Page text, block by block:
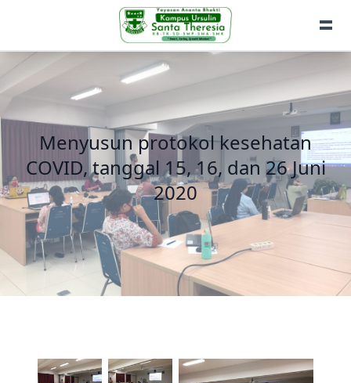
Menyusun protokol kesehatan
COVID, tanggal 15, 16, dan 26 Juni
2020